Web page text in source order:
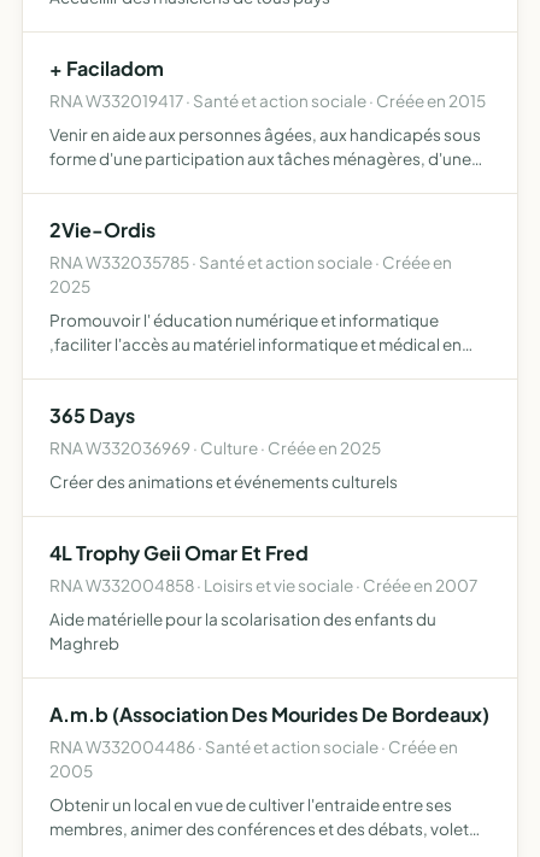
+ Faciladom
RNA W332019417 · Santé et action sociale · Créée en 2015
Venir en aide aux personnes âgées, aux handicapés sous
forme d'une participation aux tâches ménagères, d'une
2Vie-Ordis
RNA W332035785 · Santé et action sociale · Créée en
2025
Promouvoir l' éducation numérique et informatique
,faciliter l'accès au matériel informatique et médical en
bu…
365 Days
RNA W332036969 · Culture · Créée en 2025
Créer des animations et événements culturels
4L Trophy Geii Omar Et Fred
RNA W332004858 · Loisirs et vie sociale · Créée en 2007
Aide matérielle pour la scolarisation des enfants du
Maghreb
A.m.b (Association Des Mourides De Bordeaux)
RNA W332004486 · Santé et action sociale · Créée en
2005
Obtenir un local en vue de cultiver l'entraide entre ses
membres, animer des conférences et des débats, volet